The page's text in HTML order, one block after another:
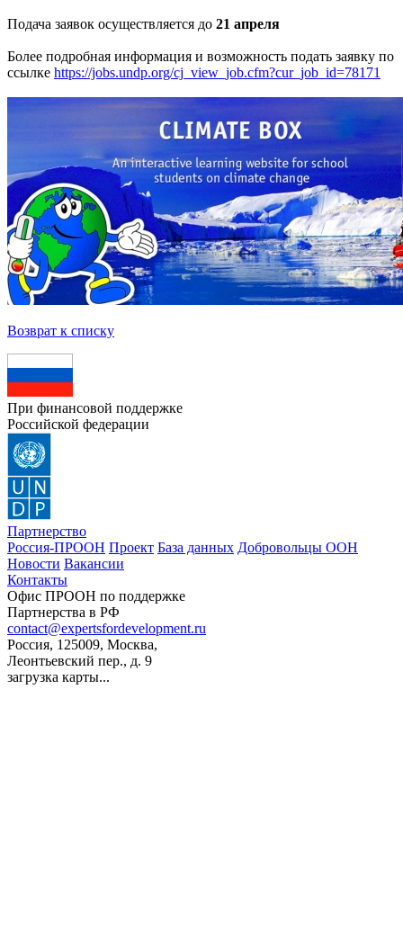
Подача заявок осуществляется до 21 апреля
Более подробная информация и возможность подать заявку по
ссылке https://jobs.undp.org/cj_view_job.cfm?cur_job_id=78171
Возврат к списку
При финансовой поддержке
Российской федерации
Партнерство
Россия-ПРООН Проект База данных Добровольцы ООН
Новости Вакансии
Контакты
Офис ПРООН по поддержке
Партнерства в РФ
contact@expertsfordevelopment.ru
Россия, 125009, Москва,
Леонтьевский пер., д. 9
загрузка карты...